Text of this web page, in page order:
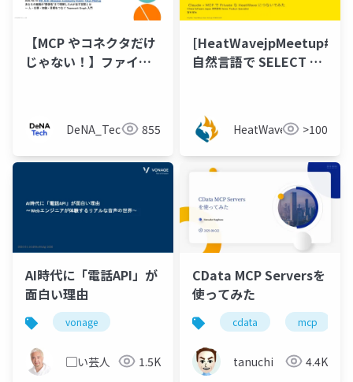
【MCP やコネクタだけ
じゃない！】ファイル
DeNA_Tech 855
[HeatWavejpMeetup#18]
自然言語で SELECT ―
につながらないでみた
[宮本 航太氏 (CData
Software Japan 合同
会社)]
HeatWavejp >100
AI時代に「電話API」が
面白い理由
vonage
▢い芸人 1.5K
CData MCP Serversを
使ってみた
cdata mcp
tanuchi 4.4K